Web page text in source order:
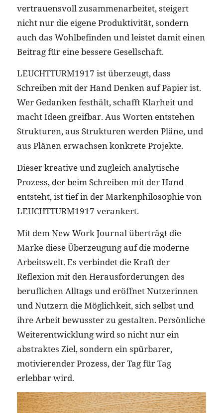
vertrauensvoll zusammenarbeitet, steigert
nicht nur die eigene Produktivität, sondern
auch das Wohlbefinden und leistet damit einen
Beitrag für eine bessere Gesellschaft.
LEUCHTTURM1917 ist überzeugt, dass
Schreiben mit der Hand Denken auf Papier ist.
Wer Gedanken festhält, schafft Klarheit und
macht Ideen greifbar. Aus Worten entstehen
Strukturen, aus Strukturen werden Pläne, und
aus Plänen erwachsen konkrete Projekte.
Dieser kreative und zugleich analytische
Prozess, der beim Schreiben mit der Hand
entsteht, ist tief in der Markenphilosophie von
LEUCHTTURM1917 verankert.
Mit dem New Work Journal überträgt die
Marke diese Überzeugung auf die moderne
Arbeitswelt. Es verbindet die Kraft der
Reflexion mit den Herausforderungen des
beruflichen Alltags und eröffnet Nutzerinnen
und Nutzern die Möglichkeit, sich selbst und
ihre Arbeit bewusster zu gestalten. Persönliche
Weiterentwicklung wird so nicht nur ein
abstraktes Ziel, sondern ein spürbarer,
motivierender Prozess, der Tag für Tag
erlebbar wird.